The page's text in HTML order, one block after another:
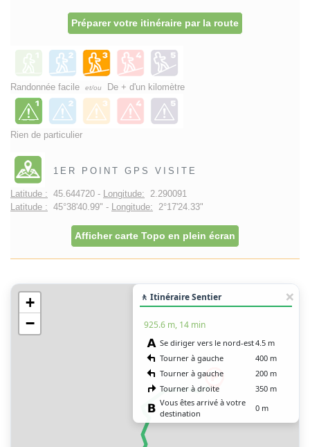
Préparer votre itinéraire par la route
Randonnée facile et/ou De + d'un kilomètre
Rien de particulier
1ER POINT GPS VISITE
Latitude : 45.644720 - Longitude: 2.290091
Latitude : 45°38'40.99" - Longitude: 2°17'24.33"
Afficher carte Topo en plein écran
+
−
🚶 Itinéraire Sentier
925.6 m, 14 min
Se diriger vers le nord-est4.5 m
Tourner à gauche
400 m
Tourner à gauche
200 m
Tourner à droite
350 m
Vous êtes arrivé à votre
destination
0 m